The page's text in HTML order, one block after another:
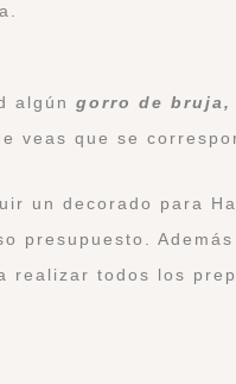
algún gorro de
veas que se
un decorado para
presupuesto.
realizar todos los